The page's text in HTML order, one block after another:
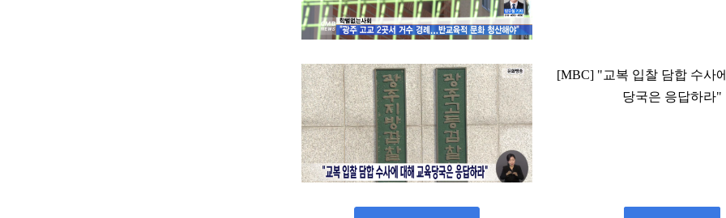
[MBC] "교복 입찰 담합 수사
당국은 응답하라"